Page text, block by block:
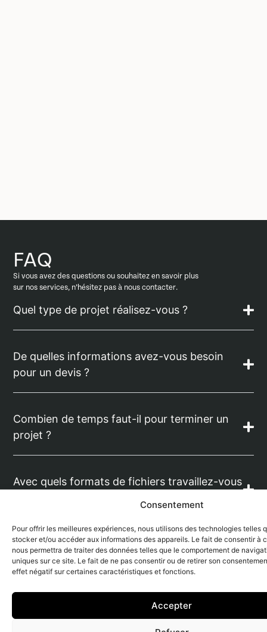
Consentement
Pour offrir les meilleures expériences, nous utilisons des technologies telles
stocker et/ou accéder aux informations des appareils. Le fait de consentir à
nous permettra de traiter des données telles que le comportement de
uniques sur ce site. Le fait de ne pas consentir ou de retirer son
effet négatif sur certaines caractéristiques et fonctions.
Accepter
FAQ
Si vous avez des questions ou souhaitez en savoir plus
sur nos services, n’hésitez pas à nous contacter.
Quel type de projet réalisez-vous ?
De quelles informations avez-vous besoin
pour un devis ?
Combien de temps faut-il pour terminer un
projet ?
Avec quels formats de fichiers travaillez-vous
Comment se passent les modifications ?
Acceptez-vous les projets urgents